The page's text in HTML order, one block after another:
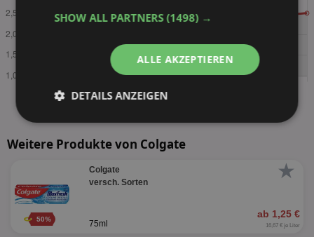
Weitere Produkte von Colgate
★
50%
Colgate
versch. Sorten
ab 1,25 €
75ml 16,67 € je Liter
SHOW ALL PARTNERS(1498) →
ALLE AKZEPTIEREN
DETAILS ANZEIGEN
Unbedingt
erforderlich
Performance